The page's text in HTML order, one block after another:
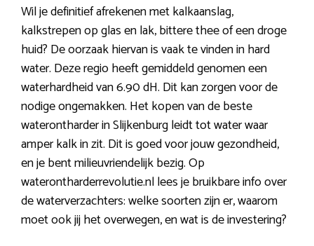
Wil je definitief afrekenen met kalkaanslag,
kalkstrepen op glas en lak, bittere thee of een droge
huid? De oorzaak hiervan is vaak te vinden in hard
water. Deze regio heeft gemiddeld genomen een
waterhardheid van 6.90 dH. Dit kan zorgen voor de
nodige ongemakken. Het kopen van de beste
waterontharder in Slijkenburg leidt tot water waar
amper kalk in zit. Dit is goed voor jouw gezondheid,
en je bent milieuvriendelijk bezig. Op
waterontharderrevolutie.nl lees je bruikbare info over
de waterverzachters: welke soorten zijn er, waarom
moet ook jij het overwegen, en wat is de investering?